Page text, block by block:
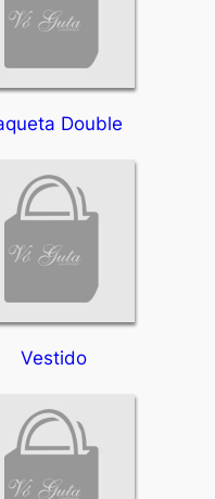
Double
Vestido